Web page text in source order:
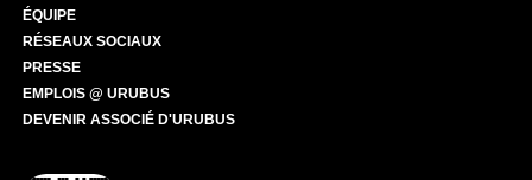
ÉQUIPE
RÉSEAUX SOCIAUX
PRESSE
EMPLOIS @ URUBUS
DEVENIR ASSOCIÉ D'URUBUS